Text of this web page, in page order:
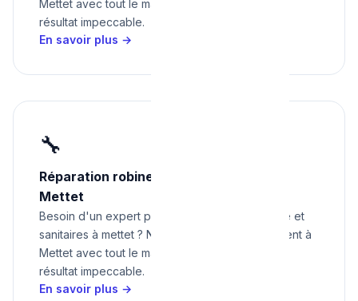
Mettet avec tout le matériel nécessaire pour un
résultat impeccable.
En savoir plus →
🔧
Réparation robinetterie et sanitaires à
Mettet
Besoin d'un expert pour réparation robinetterie et
sanitaires à mettet ? Nous intervenons rapidement à
Mettet avec tout le matériel nécessaire pour un
résultat impeccable.
En savoir plus →